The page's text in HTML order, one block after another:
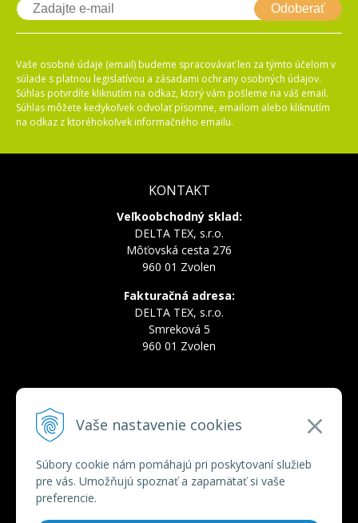
Vaše nastavenie cookies
Súbory cookie nám pomáhajú pri poskytovaní služieb
pre vás. Umožňujú spoznať a zapamätať si vaše
preferencie.
Odoberať
Vaše osobné údaje (email) budeme spracovávať len za týmto účelom v
súlade s platnou legislatívou a zásadami ochrany osobných údajov.
Súhlas potvrdíte kliknutím na odkaz, ktorý vám pošleme na váš email.
Súhlas môžete kedykoľvek odvolať písomne, emailom alebo kliknutím
na odkaz z ktoréhokoľvek informačného emailu.
KONTAKT
Veľkoobchodný sklad:
DELTA TEX, s.r.o.
Môťovská cesta 276
960 01 Zvolen
Fakturačná adresa:
DELTA TEX, s.r.o.
Smreková 5
960 01 Zvolen
Tel.:+421 910 228 822
E-mail: deltatex@deltatex.sk
VŠETKO O NÁKUPE